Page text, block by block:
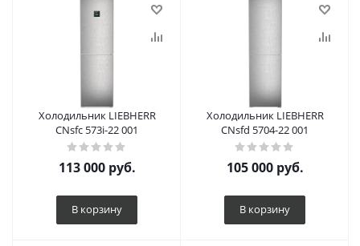
Холодильник LIEBHERR
CNsfc 573i-22 001
113 000руб.
В корзину
Холодильник LIEBHERR
CNsfd 5704-22 001
105 000руб.
В корзину